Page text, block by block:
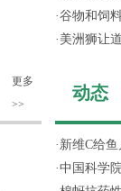
更多
>>
·谷物和饲
· 美洲狮让
动态
· 新维C给
·中国科学